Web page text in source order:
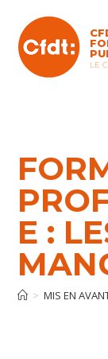
content
LE
E :
> MIS EN